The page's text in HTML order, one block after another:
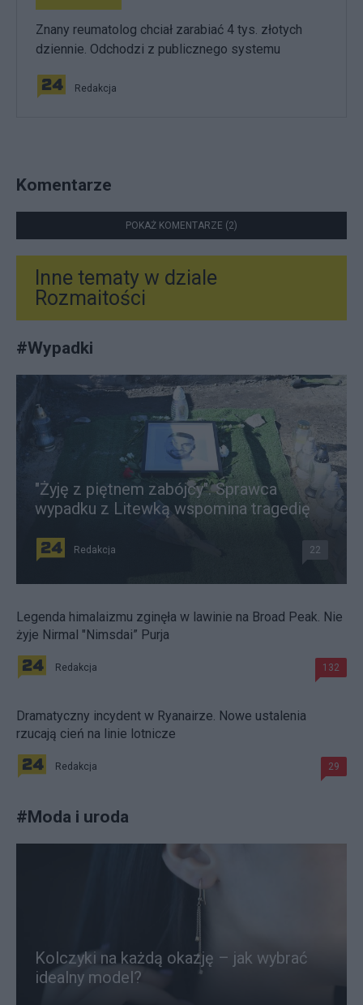
Znany reumatolog chciał zarabiać 4 tys. złotych
dziennie. Odchodzi z publicznego systemu
Redakcja
Komentarze
POKAŻ KOMENTARZE (2)
Inne tematy w dziale
Rozmaitości
#Wypadki
"Żyję z piętnem zabójcy". Sprawca
wypadku z Litewką wspomina tragedię
Redakcja 22
Legenda himalaizmu zginęła w lawinie na Broad Peak. Nie
żyje Nirmal "Nimsdai” Purja
Redakcja 132
Dramatyczny incydent w Ryanairze. Nowe ustalenia
rzucają cień na linie lotnicze
Redakcja 29
#Moda i uroda
Kolczyki na każdą okazję – jak wybrać
idealny model?